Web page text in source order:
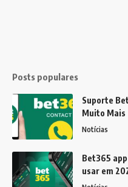
Posts populares
Suporte
Muito Mais
Notícias
Bet365
usar em